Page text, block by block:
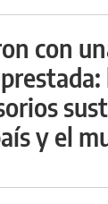
con
y el